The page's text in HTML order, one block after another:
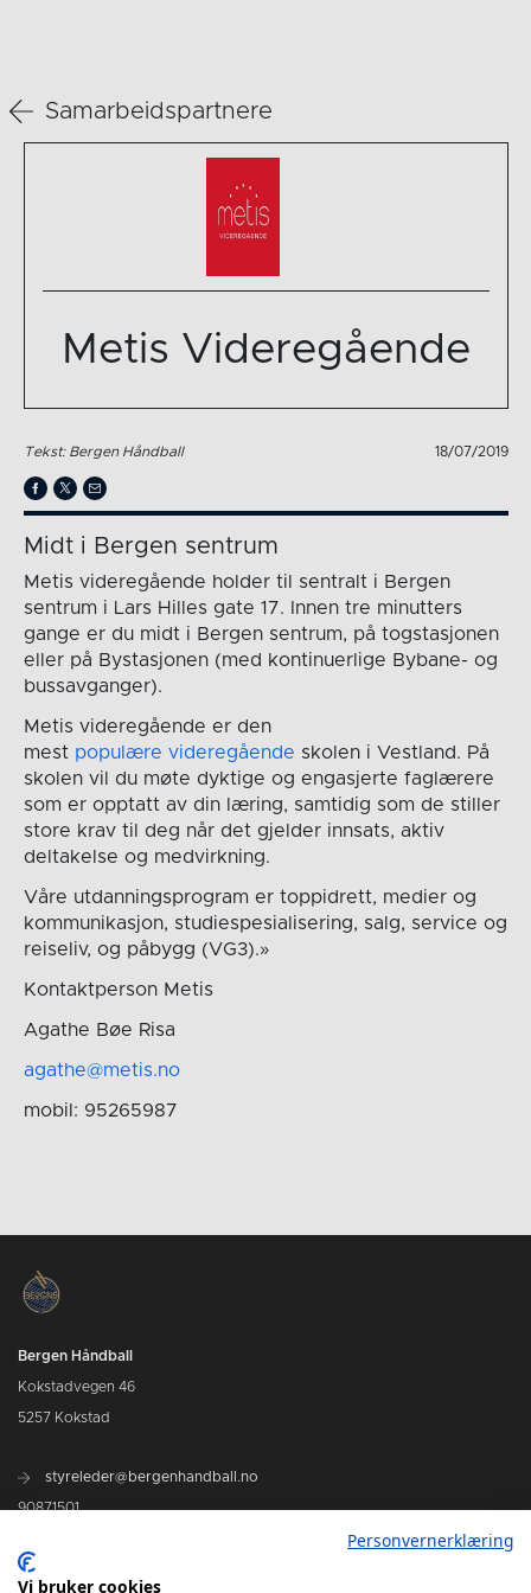
Samarbeidspartnere
Metis Videregående
Tekst: Bergen Håndball 18/07/2019
Midt i Bergen sentrum
Metis videregående holder til sentralt i Bergen
sentrum i Lars Hilles gate 17. Innen tre minutters
gange er du midt i Bergen sentrum, på togstasjonen
eller på Bystasjonen (med kontinuerlige Bybane- og
bussavganger).
Metis videregående er den
mest populære videregående skolen i Vestland. På
skolen vil du møte dyktige og engasjerte faglærere
som er opptatt av din læring, samtidig som de stiller
store krav til deg når det gjelder innsats, aktiv
deltakelse og medvirkning.
Våre utdanningsprogram er toppidrett, medier og
kommunikasjon, studiespesialisering, salg, service og
reiseliv, og påbygg (VG3).»
Kontaktperson Metis
Agathe Bøe Risa
agathe@metis.no
mobil: 95265987
Bergen Håndball
Kokstadvegen 46
5257 Kokstad
styreleder@bergenhandball.no
90871501
Kamper Bergen Håndball
Personvernerklæring
Vi bruker cookies